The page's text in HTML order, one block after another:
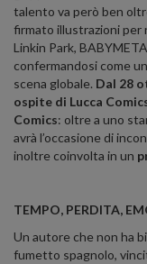
talento va però ben
firmato illustrazioni per
Linkin Park,
confermandosi come
scena globale. Dal 28
ospite di Lucca
Comics: oltre a uno
avrà l’occasione di
inoltre coinvolta in un
TEMPO, PERDITA,
Un autore che non ha
fumetto spagnolo,